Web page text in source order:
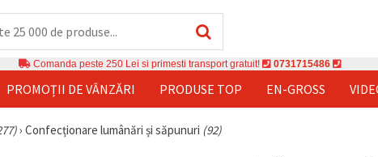
Comanda peste 250 Lei si primesti transport gratuit! 0731715486
PROMOȚII DE VÂNZĂRI PRODUSE TOP EN-GROSS
› Confecționare lumânări și săpunuri (92)